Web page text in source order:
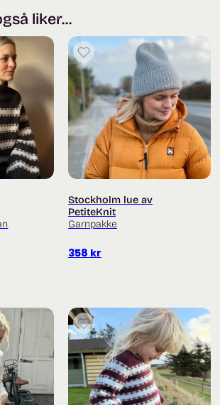
liker...
Stockholm lue av
PetiteKnit
Garnpakke
358 kr